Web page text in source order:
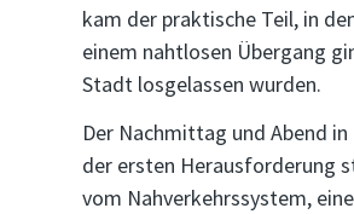
kam der praktische Teil, in
einem nahtlosen Übergang
Stadt losgelassen wurden.
Der Nachmittag und Abend
der ersten Herausforderung
vom Nahverkehrssystem,